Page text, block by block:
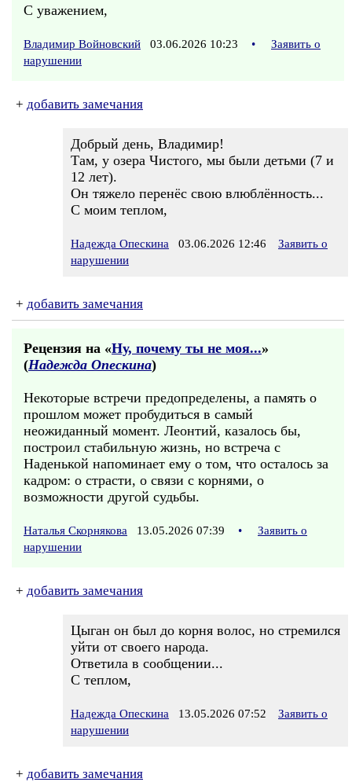
С уважением,
Владимир Войновский 03.06.2026 10:23 •
Заявить о
нарушении
+ добавить замечания
Добрый день, Владимир!
Там, у озера Чистого, мы были детьми (7 и
12 лет).
Он тяжело перенёс свою влюблённость...
С моим теплом,
Надежда Опескина 03.06.2026 12:46
Заявить о
нарушении
+ добавить замечания
Рецензия на «Ну, почему ты не моя...»
(Надежда Опескина)
Некоторые встречи предопределены, а память о
прошлом может пробудиться в самый
неожиданный момент. Леонтий, казалось бы,
построил стабильную жизнь, но встреча с
Наденькой напоминает ему о том, что осталось за
кадром: о страсти, о связи с корнями, о
возможности другой судьбы.
Наталья Скорнякова 13.05.2026 07:39 •
Заявить о
нарушении
+ добавить замечания
Цыган он был до корня волос, но стремился
уйти от своего народа.
Ответила в сообщении...
С теплом,
Надежда Опескина 13.05.2026 07:52
Заявить о
нарушении
+ добавить замечания